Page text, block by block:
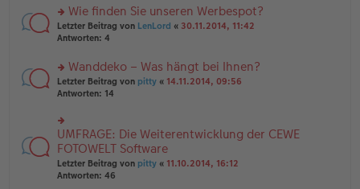
g
e
n
er
tr
a
g
n
g
el
e
n
er
tr
a
g
rs
te
n
g
el
e
n
er
B
ei
tr
Wie finden Sie unseren Werbespot?
Letzter Beitrag von LenLord « 30.11.2014, 11:42
Antworten: 4
rs
te
u
n
g
el
es
e
Wanddeko – Was hängt bei Ihnen?
Letzter Beitrag von pitty « 14.11.2014, 09:56
Antworten: 14
rs
te
r
u
n
UMFRAGE: Die Weiterentwicklung der CEWE
FOTOWELT Software
Letzter Beitrag von pitty « 11.10.2014, 16:12
Antworten: 46